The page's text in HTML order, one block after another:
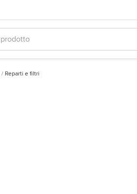
/ Reparti e filtri